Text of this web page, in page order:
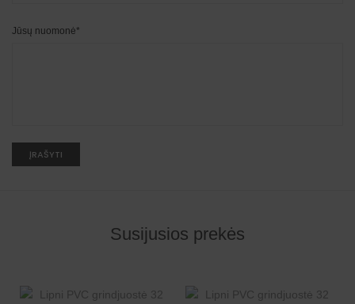
Jūsų nuomonė*
:
Susijusios prekės